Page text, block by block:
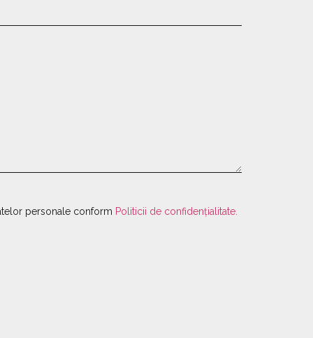
personale conform Politicii de confidențialitate.